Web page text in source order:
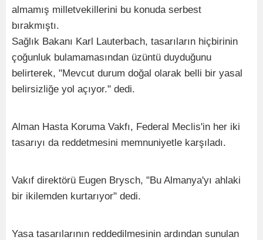
almamış milletvekillerini bu konuda serbest
bırakmıştı.
Sağlık Bakanı Karl Lauterbach, tasarıların hiçbirinin
çoğunluk bulamamasından üzüntü duyduğunu
belirterek, "Mevcut durum doğal olarak belli bir yasal
belirsizliğe yol açıyor." dedi.
Alman Hasta Koruma Vakfı, Federal Meclis'in her iki
tasarıyı da reddetmesini memnuniyetle karşıladı.
Vakıf direktörü Eugen Brysch, "Bu Almanya'yı ahlaki
bir ikilemden kurtarıyor" dedi.
Yasa tasarılarının reddedilmesinin ardından sunulan